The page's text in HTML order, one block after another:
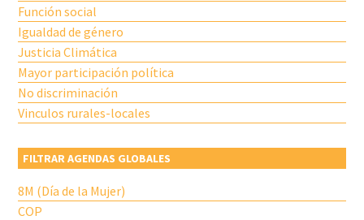
Función social
Igualdad de género
Justicia Climática
Mayor participación política
No discriminación
Vinculos rurales-locales
FILTRAR AGENDAS GLOBALES
8M (Día de la Mujer)
COP